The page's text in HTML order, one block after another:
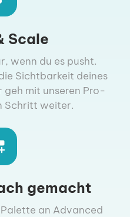
Scale
wenn du es pusht.
Sichtbarkeit deines
mit unseren Pro-
Schritt weiter.
gemacht
an Advanced